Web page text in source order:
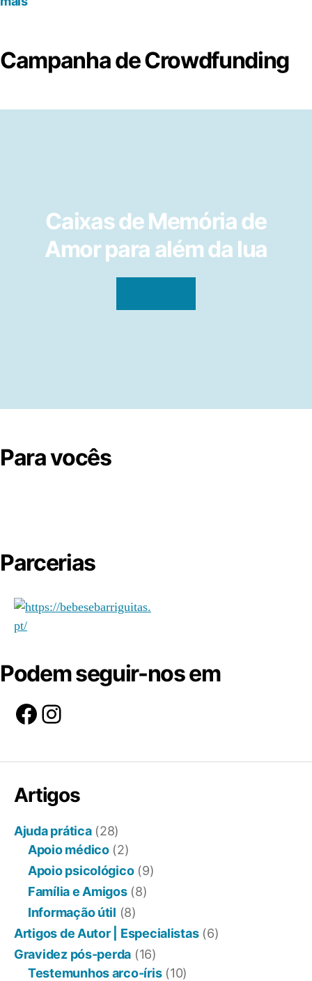
Campanha de Crowdfunding
Caixas de Memória de
Amor para além da lua
Para vocês
Parcerias
Podem seguir-nos em
Facebook
Instagram
Artigos
Ajuda prática(28)
Apoio médico(2)
Apoio psicológico(9)
Família e Amigos(8)
Informação útil (8)
Artigos de Autor | Especialistas(6)
Gravidez pós-perda (16)
Testemunhos arco-íris(10)